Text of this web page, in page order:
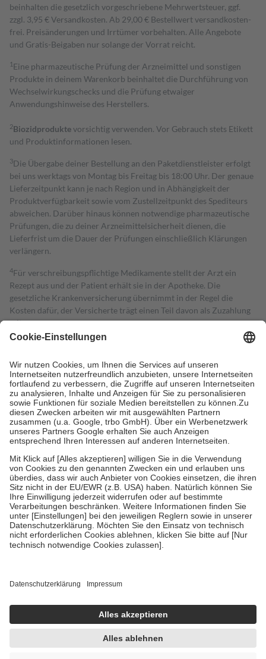
beinhalten die gesetzlich vorgeschriebene Mehrwertsteuer, ggf.
zzgl. 3,95 € Versandkosten. Ab 29,00 € Bestell­wert versand­kosten­
frei. Preisänderungen und Irrtümer vorbehalten. Alle Angebote
und Gratis-Beigaben nur solange der Vorrat reicht.
1 Eine pharmazeutische Prüfung der Arzneimittel und sonstigen
Produkte in deinem Warenkorb beinhaltet die Durchführung von
Wechselwirkungschecks und die Prüfung etwaiger
Anwendungshinweise des Herstellers.
2Biozidproduktevorsichtig verwenden. Vor Gebrauch stets Etikett
und Produktinformationen lesen.
3Die Übergabe deiner Bestellung an den Paketdienstleister erfolgt
bei uns werktags von Montag bis Freitag bis 18:00 Uhr. Der genaue
Lieferzeitpunkt kann je nach Region und in Abhängigkeit der
Produktverfügbarkeit sowie vom Zustellzeitpunkt des Spediteurs
abweichen. Darüber hinaus können notwendige pharmazeutische
Prüfungen, die zu deiner Arzneimittelsicherheit dienen, die
Lieferfrist um die Dauer der Prüfungen einschließlich Klärungen
verlängern.
4Für verschreibungspflichtige Medikamente stellt der Arzt ein
Rezept aus und der Patient erhält sie in der Apotheke. Die
gesetzliche Krankenversicherung übernimmt in der Regel die
Kosten dafür, der Versicherte trägt einen Teil davon als Zuzahlung
mit.
Grundsätzlich leisten Mitglieder Zuzahlungen in Höhe von zehn
höchstens zehn Euro.
Es sind jedoch nie mehr als die tatsächlichen
Kosten der Leistung zu entrichten.
Diese Regeln gelten grundsätzlich auch für Online-Apotheken.
Bei Heilmitteln und häuslicher Krankenpflege beträgt die
Zuzahlung zehn Prozent der Kosten sowie zehn Euro je
Verordnung.
Um das Engagement der Versicherten für ihre eigene Gesundheit zu
stärken und die besondere Stellung der Familie zu unterstützen,
fallenkeine Zuzahlungenan bei:
• Kindern und Jugendlichen bis zum vollendeten 18. Lebensjahr
mit Ausnahme der Fahrkosten
• Untersuchungen zur Vorsorge und Früherkennung, die von der
GKV getragen werden
• empfohlenen Schutzimpfungen
• Harn- und Blutteststreifen
getroffen, um sicherzustellen, dass es sich um echte Bewertungen
https://help.etrusted.com/hc/de/articles/4419944605341
Einige Bilder und Inhalte wurden unter Zuhilfenahme künstlicher